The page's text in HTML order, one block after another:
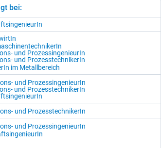
bei:
und Pro­zes­sin­ge­nieu­rIn
und Pro­zess­tech­ni­ke­rIn
im Me­tall­be­reich
und Pro­zes­sin­ge­nieu­rIn
und Pro­zess­tech­ni­ke­rIn
und Pro­zess­tech­ni­ke­rIn
und Pro­zes­sin­ge­nieu­rIn